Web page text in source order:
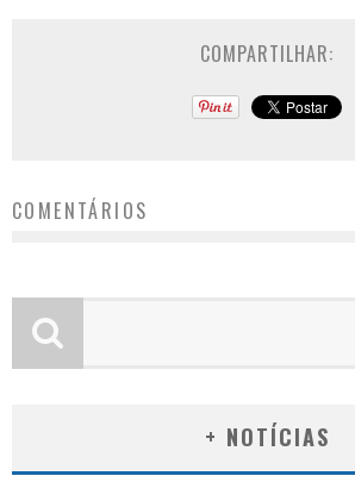
COMPARTILHAR:
COMENTÁRIOS
+ NOTÍCIAS